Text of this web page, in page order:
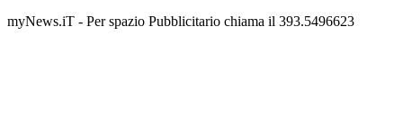
myNews.iT - Per spazio Pubblicitario chiama il 393.5496623